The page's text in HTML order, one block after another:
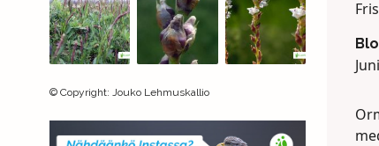
© Copyright: Jouko Lehmuskallio